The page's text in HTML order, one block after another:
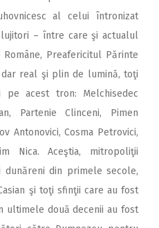
al celui întronizat
– între care şi actualul
Preafericitul Părinte
real şi plin de lumină, toţi
pe acest tron: Melchisedec
Partenie Clinceni, Pimen
Antonovici, Cosma Petrovici,
Nica. Aceştia, mitropoliţii
dunăreni din primele secole,
şi toţi sfinţii care au fost
ultimele două decenii au fost